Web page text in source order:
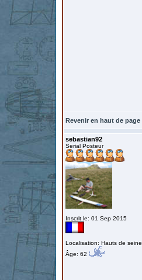
Revenir en haut de page
sebastian92
Serial Posteur
Inscrit le: 01 Sep 2015
Localisation: Hauts de seine
Âge: 62